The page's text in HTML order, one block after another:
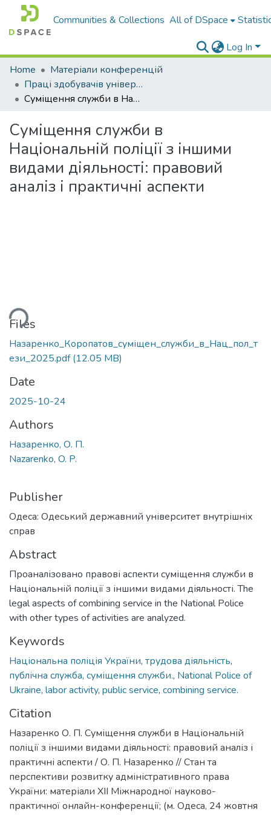
Communities & Collections All of DSpace
Log In
Home
Матеріали конференцій
Праці здобувачів університету
Суміщення служби в Національній поліції з іншими видами діяльності: правовий аналіз і практичні аспекти
Суміщення служби в
Національній поліції з іншими
видами діяльності: правовий
аналіз і практичні аспекти
Files
Назаренко_Коропатов_суміщен_служби_в_Нац_пол_т
ези_2025.pdf(12.05 MB)
Date
2025-10-24
Authors
Назаренко, О. П.
Nazarenko, O. P.
Publisher
Одеса: Одеський державний університет внутрішніх
справ
Abstract
Проаналізовано правові аспекти суміщення служби в
Національній поліції з іншими видами діяльності. The
legal aspects of combining service in the National Police
with other types of activities are analyzed.
Keywords
Національна поліція України, трудова діяльність,
публічна служба, суміщення служби., National Police of
Ukraine, labor activity, public service, combining service.
Citation
Назаренко О. П. Суміщення служби в Національній
поліції з іншими видами діяльності: правовий аналіз і
практичні аспекти / О. П. Назаренко // Стан та
перспективи розвитку адміністративного права
України: матеріали ХІІ Міжнародної науково-
практичної онлайн-конференції; (м. Одеса, 24 жовтня